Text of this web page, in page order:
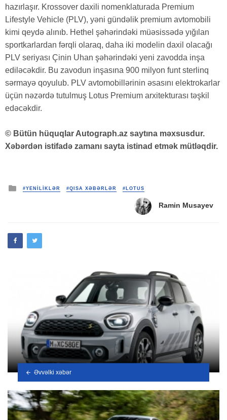
hazırlaşır. Krossover daxili nomenklaturada Premium
Lifestyle Vehicle (PLV), yəni gündəlik premium avtomobili
kimi qeydə alınıb. Hethel şəhərindəki müəsissədə yığılan
sportkarlardan fərqli olaraq, daha iki modelin daxil olacağı
PLV seriyası Çinin Uhan şəhərindəki yeni zavodda inşa
ediləcəkdir. Bu zavodun inşasına 900 milyon funt sterlinq
sərmayə qoyulub. PLV avtomobillərinin əsasını elektrokarlar
üçün nəzərdə tutulmuş Lotus Premium arxitekturası təşkil
edəcəkdir.
© Bütün hüquqlar Autograph.az saytına məxsusdur.
Xəbərdən istifadə zamanı sayta istinad etmək mütləqdir.
Posted
#YENİLİKLƏR #QISA XƏBƏRLƏR #LOTUS
Ramin Musayev
Əvvəlki xəbər